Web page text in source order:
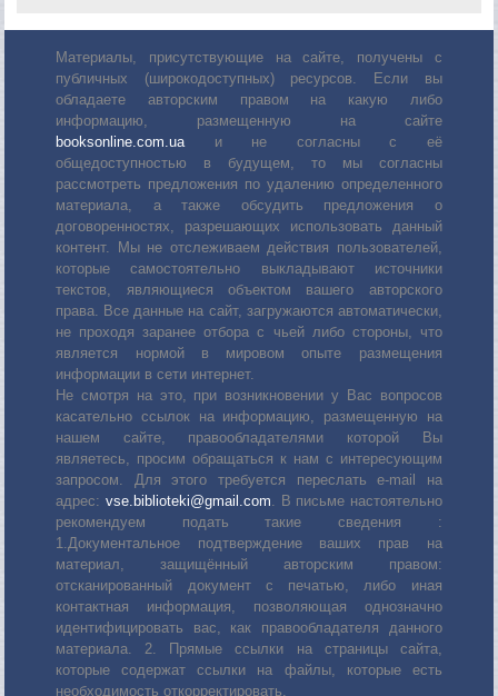
Материалы, присутствующие на сайте, получены с
публичных (широкодоступных) ресурсов. Если вы
обладаете авторским правом на какую либо
информацию, размещенную на сайте
booksonline.com.uaи не согласны с её
общедоступностью в будущем, то мы согласны
рассмотреть предложения по удалению определенного
материала, а также обсудить предложения о
договоренностях, разрешающих использовать данный
контент. Мы не отслеживаем действия пользователей,
которые самостоятельно выкладывают источники
текстов, являющиеся объектом вашего авторского
права. Все данные на сайт, загружаются автоматически,
не проходя заранее отбора с чьей либо стороны, что
является нормой в мировом опыте размещения
информации в сети интернет.
Не смотря на это, при возникновении у Вас вопросов
касательно ссылок на информацию, размещенную на
нашем сайте, правообладателями которой Вы
являетесь, просим обращаться к нам с интересующим
запросом. Для этого требуется переслать е-mail на
адрес: vse.biblioteki@gmail.com. В письме настоятельно
рекомендуем подать такие сведения :
1.Документальное подтверждение ваших прав на
материал, защищённый авторским правом:
отсканированный документ с печатью, либо иная
контактная информация, позволяющая однозначно
идентифицировать вас, как правообладателя данного
материала. 2. Прямые ссылки на страницы сайта,
которые содержат ссылки на файлы, которые есть
необходимость откорректировать.